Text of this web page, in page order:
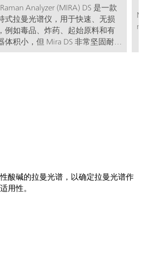
Analyzer (MIRA) DS 是一款
式拉曼光谱仪，用于快速、无损
例如毒品、炸药、起始原料和有
体积小，但 Mira DS 非常坚固耐
谱仪，并配备了我们独特的栅格
术。该高级套件包括校正标准
分析或者直接分析用的通用附件
适合在表面和/或袋中运行样
酸碱的拉曼光谱，以确定拉曼光谱作
用性。